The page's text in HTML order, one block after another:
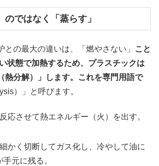
のではなく「蒸らす」
の最大の違いは、「燃やさない」
こと
状態で加熱するため、プラスチックは
熱分解）」します。これを専門用語で
）」と呼びます。
応させて熱エネルギー（火）を出す。
かく切断してガス化し、冷やして油に
元に残る。